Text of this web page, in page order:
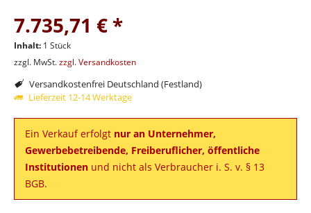
7.735,71 € *
Inhalt: 1 Stück
zzgl. MwSt.zzgl. Versandkosten
Versandkostenfrei Deutschland (Festland)
Lieferzeit 12-14 Werktage
Ein Verkauf erfolgt nur an Unternehmer,
Gewerbebetreibende, Freiberuflicher, öffentliche
Institutionen und nicht als Verbraucher i. S. v. § 13
BGB.